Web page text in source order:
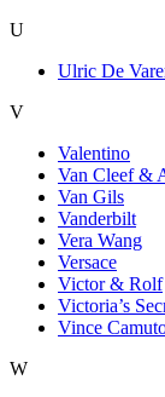
U
Ulric De
V
Valentino
Van Cleef &
Van Gils
Vanderbilt
Vera Wang
Versace
Victor & Rolf
Victoria’s
Vince
W